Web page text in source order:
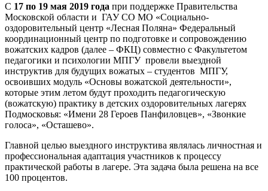
С 17 по 19 мая 2019 года при поддержке Правительства
Московской области и ГАУ СО МО «Социально-
оздоровительный центр «Лесная Поляна» Федеральный
координационный центр по подготовке и сопровождению
вожатских кадров (далее – ФКЦ) совместно с Факультетом
педагогики и психологии МПГУ провели выездной
инструктив для будущих вожатых – студентов МПГУ,
освоивших модуль «Основы вожатской деятельности»,
которые этим летом будут проходить педагогическую
(вожатскую) практику в детских оздоровительных лагерях
Подмосковья: «Имени 28 Героев Панфиловцев», «Звонкие
голоса», «Осташево».
Главной целью выездного инструктива являлась личностная и
профессиональная адаптация участников к процессу
практической работы в лагере. Эта задача была решена на все
100 процентов.